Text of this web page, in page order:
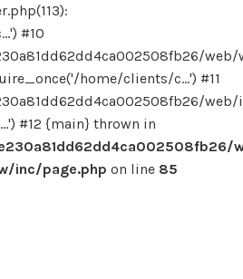
#10
web/
home/clients/c...') #11
web/
#12 {main} thrown in
inc/page.php on line 85